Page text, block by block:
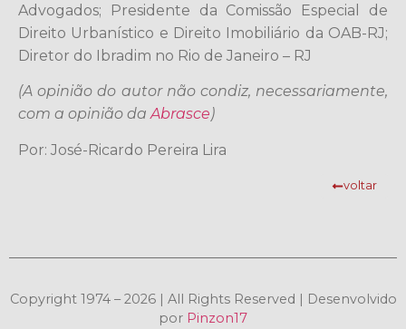
Advogados; Presidente da Comissão Especial de
Direito Urbanístico e Direito Imobiliário da OAB-RJ;
Diretor do Ibradim no Rio de Janeiro – RJ
(A opinião do autor não condiz, necessariamente,
com a opinião daAbrasce)
Por: José-Ricardo Pereira Lira
voltar
Copyright 1974 – 2026 | All Rights Reserved | Desenvolvido
por Pinzon17